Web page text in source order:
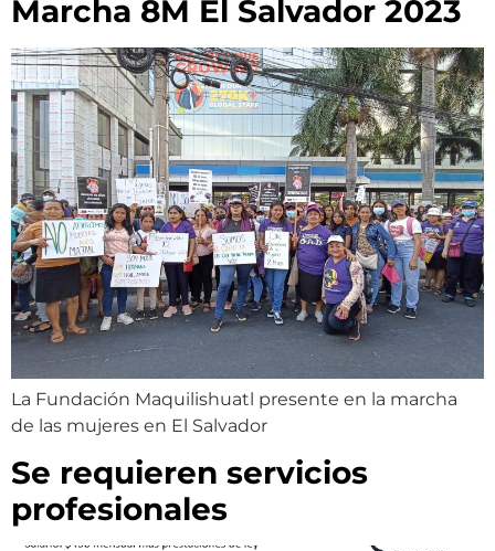
Marcha 8M El Salvador 2023
La Fundación Maquilishuatl presente en la marcha
de las mujeres en El Salvador
Se requieren servicios
profesionales